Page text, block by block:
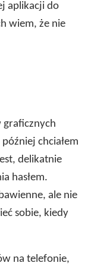
aplikacji do
wiem, że nie
graficznych
chciałem
delikatnie
hasłem.
ale nie
sobie, kiedy
na telefonie,